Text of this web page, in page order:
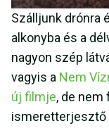
Szálljunk drónra
alkonyba és a
nagyon szép
vagyis a Nem
új filmje, de nem
ismeretterjesztő